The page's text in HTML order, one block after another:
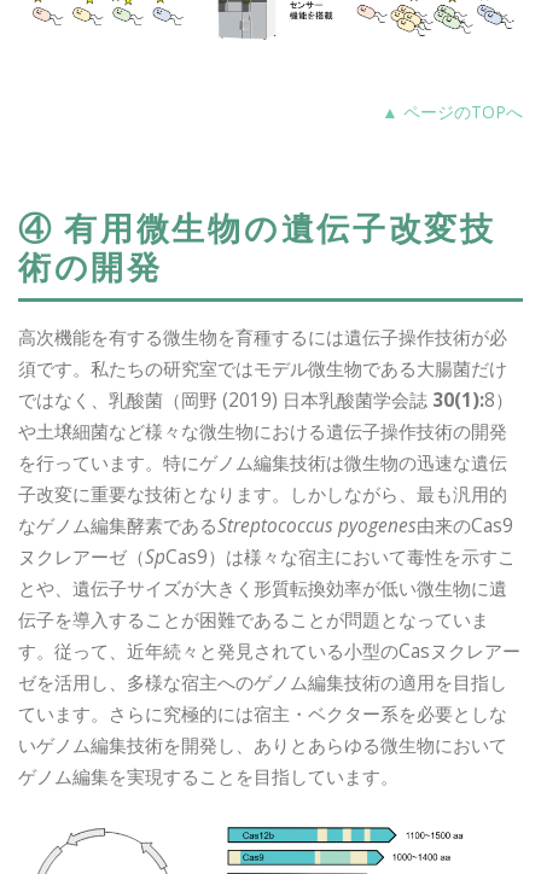
▲ ページのTOPへ
④ 有用微生物の遺伝子改変技
術の開発
高次機能を有する微生物を育種するには遺伝子操作技術が必
須です。私たちの研究室ではモデル微生物である大腸菌だけ
ではなく、乳酸菌（岡野 (2019) 日本乳酸菌学会誌 30(1):8）
や土壌細菌など様々な微生物における遺伝子操作技術の開発
を行っています。特にゲノム編集技術は微生物の迅速な遺伝
子改変に重要な技術となります。しかしながら、最も汎用的
なゲノム編集酵素であるStreptococcus pyogenes由来のCas9
ヌクレアーゼ（SpCas9）は様々な宿主において毒性を示すこ
とや、遺伝子サイズが大きく形質転換効率が低い微生物に遺
伝子を導入することが困難であることが問題となっていま
す。従って、近年続々と発見されている小型のCasヌクレアー
ゼを活用し、多様な宿主へのゲノム編集技術の適用を目指し
ています。さらに究極的には宿主・ベクター系を必要としな
いゲノム編集技術を開発し、ありとあらゆる微生物において
ゲノム編集を実現することを目指しています。